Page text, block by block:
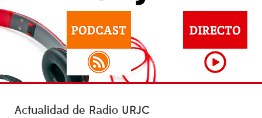
Actualidad de Radio URJC